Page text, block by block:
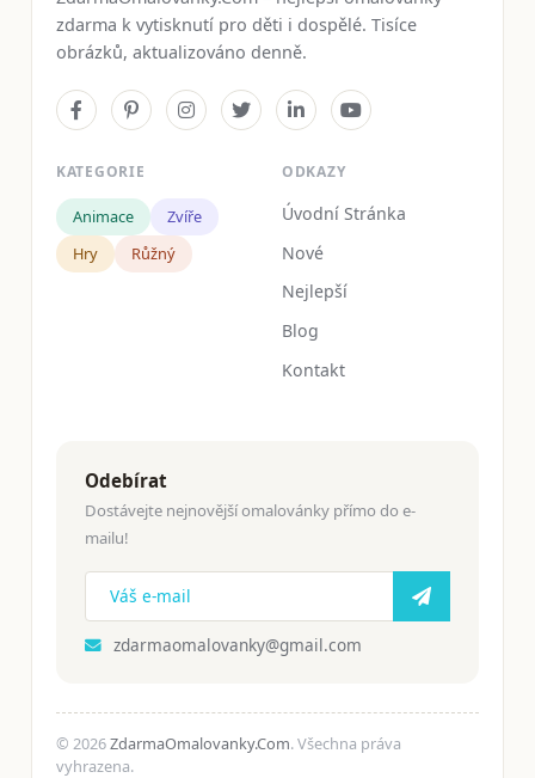
zdarma k vytisknutí pro děti i dospělé. Tisíce
obrázků, aktualizováno denně.
KATEGORIE
Animace
Zvíře
Hry
Růžný
ODKAZY
Úvodní Stránka
Nové
Nejlepší
Blog
Kontakt
Odebírat
Dostávejte nejnovější omalovánky přímo do e-
mailu!
zdarmaomalovanky@gmail.com
© 2026ZdarmaOmalovanky.Com. Všechna práva
vyhrazena.